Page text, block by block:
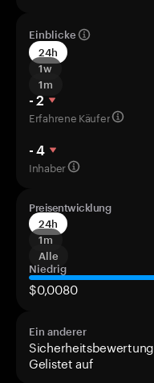
Einblicke
24h
1w
1m
- 2
Erfahrene Käufer
- 4
Inhaber
Preisentwicklung
24h
1m
Alle
Niedrig
$0,0080
Ein anderer
Sicherheitsbewertung
Gelistet auf